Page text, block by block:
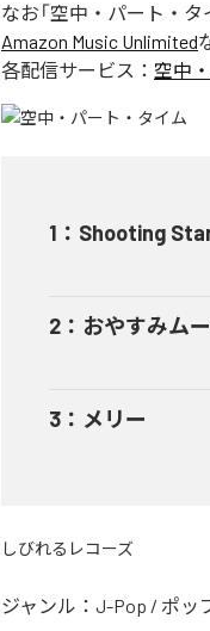
なお「空中・パート・タ
Amazon Music Unlimited
各配信サービス： 空中
1 ： Shooting
2 ： おやすみム
3 ： メリー
しびれるレコーズ
ジャンル： J-Pop / ポッ